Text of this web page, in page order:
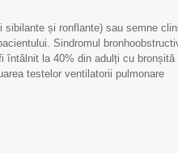
sibilante și ronflante) sau semne
Sindromul
întâlnit la 40% din adulți cu bronșită
testelor ventilatorii pulmonare